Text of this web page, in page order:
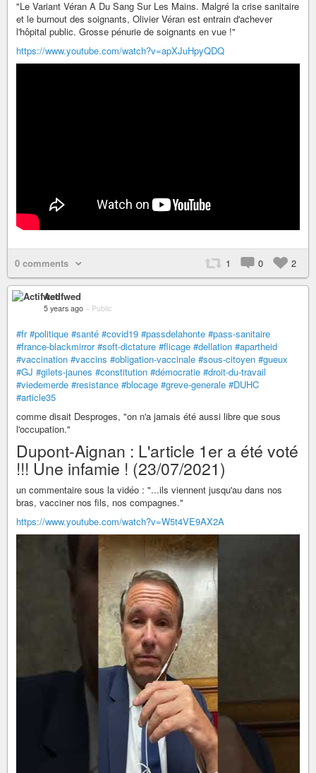
"Le Variant Véran A Du Sang Sur Les Mains. Malgré la crise sanitaire
et le burnout des soignants, Olivier Véran est entrain d'achever
l'hôpital public. Grosse pénurie de soignants en vue !"
https://www.youtube.com/watch?v=apXJuHpyQDQ
0 comments 1 0 2
Actifwed
5 years ago – Public
#fr #politique #santé #covid19 #passdelahonte #pass-sanitaire
#france-blackmirror #soft-dictature #flicage #dellation #apartheid
#vaccination #vaccins #obligation-vaccinale #sous-citoyen #gueux
#GJ #gilets-jaunes #constitution #démocratie #droit-du-travail
#viedemerde #resistance #blocage #greve-generale #DUHC
#article35
comme disait Desproges, "on n'a jamais été aussi libre que sous
l'occupation."
Dupont-Aignan : L'article 1er a été voté
!!! Une infamie ! (23/07/2021)
un commentaire sous la vidéo : "...ils viennent jusqu'au dans nos
bras, vacciner nos fils, nos compagnes."
https://www.youtube.com/watch?v=W5t4VE9AX2A